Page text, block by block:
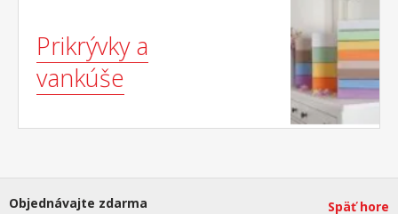
Prikrývky a
vankúše
Objednávajte zdarma Späť hore